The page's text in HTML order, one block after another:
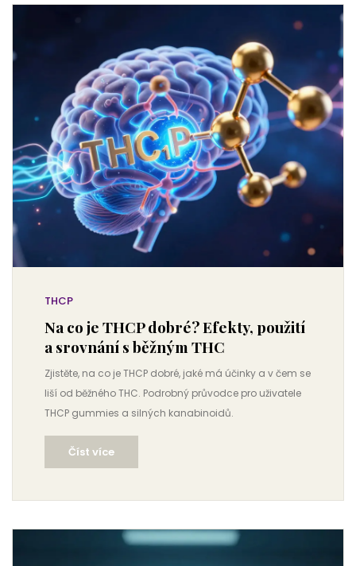
THCP
Na co je THCP dobré? Efekty, použití
a srovnání s běžným THC
Zjistěte, na co je THCP dobré, jaké má účinky a v čem se
liší od běžného THC. Podrobný průvodce pro uživatele
THCP gummies a silných kanabinoidů.
Číst více